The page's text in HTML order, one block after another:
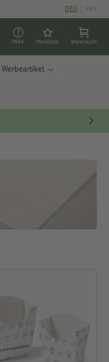
DEU | FRA
Hilfe Merkliste Warenkorb
Werbeartikel